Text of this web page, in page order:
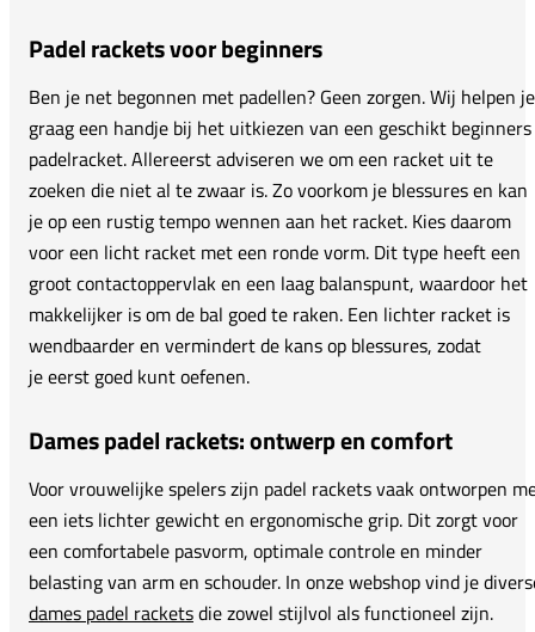
Padel rackets voor beginners
Ben je net begonnen met padellen? Geen zorgen. Wij helpen je
graag een handje bij het uitkiezen van een geschikt beginners
padelracket. Allereerst adviseren we om een racket uit te
zoeken die niet al te zwaar is. Zo voorkom je blessures en kan
je op een rustig tempo wennen aan het racket. Kies daarom
voor een licht racket met een ronde vorm. Dit type heeft een
groot contactoppervlak en een laag balanspunt, waardoor het
makkelijker is om de bal goed te raken. Een lichter racket is
wendbaarder en vermindert de kans op blessures, zodat
je eerst goed kunt oefenen.
Dames padel rackets: ontwerp en comfort
Voor vrouwelijke spelers zijn padel rackets vaak ontworpen
een iets lichter gewicht en ergonomische grip. Dit zorgt voor
een comfortabele pasvorm, optimale controle en minder
belasting van arm en schouder. In onze webshop vind je
dames padel racketsdie zowel stijlvol als functioneel zijn.